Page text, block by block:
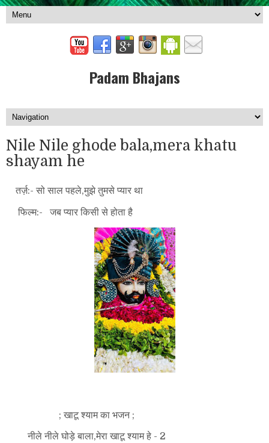
Padam Bhajans
Nile Nile ghode bala,mera khatu
shayam he
तर्ज़:- सो साल पहले,मुझे तुमसे प्यार था
फिल्म:- जब प्यार किसी से होता है
; खाटू श्याम का भजन ;
नीले नीले घोड़े बाला,मेरा खाटू श्याम हे - 2